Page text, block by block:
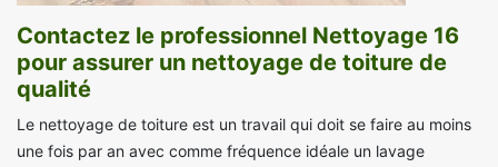
Contactez le professionnel Nettoyage 16
pour assurer un nettoyage de toiture de
qualité
Le nettoyage de toiture est un travail qui doit se faire au moins
une fois par an avec comme fréquence idéale un lavage